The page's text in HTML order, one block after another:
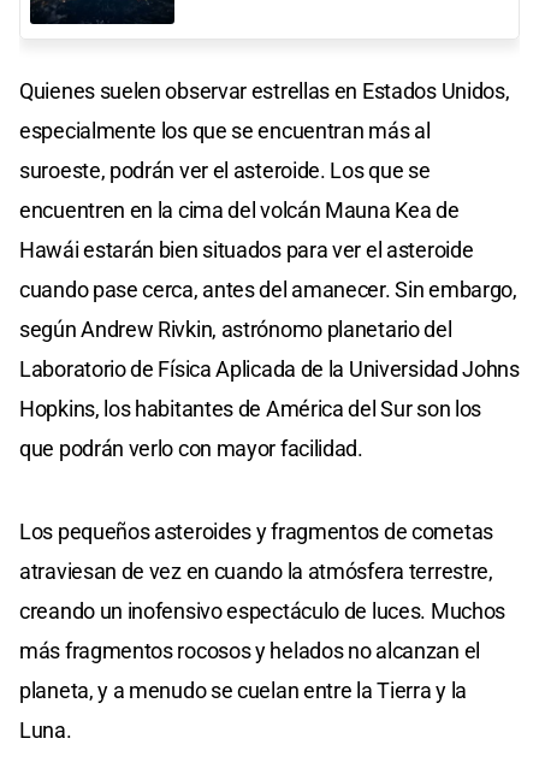
Quienes suelen observar estrellas en Estados Unidos,
especialmente los que se encuentran más al
suroeste, podrán ver el asteroide. Los que se
encuentren en la cima del volcán Mauna Kea de
Hawái estarán bien situados para ver el asteroide
cuando pase cerca, antes del amanecer. Sin embargo,
según Andrew Rivkin, astrónomo planetario del
Laboratorio de Física Aplicada de la Universidad Johns
Hopkins, los habitantes de América del Sur son los
que podrán verlo con mayor facilidad.
Los pequeños asteroides y fragmentos de cometas
atraviesan de vez en cuando la atmósfera terrestre,
creando un inofensivo espectáculo de luces. Muchos
más fragmentos rocosos y helados no alcanzan el
planeta, y a menudo se cuelan entre la Tierra y la
Luna.